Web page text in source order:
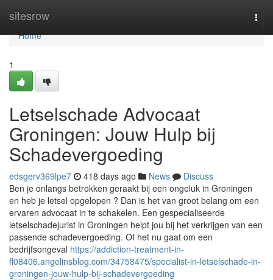
sitesrow
Home
Home
1
Letselschade Advocaat
Groningen: Jouw Hulp bij
Schadevergoeding
edsgerv369lpe7 418 days ago News
Discuss
Ben je onlangs betrokken geraakt bij een ongeluk in Groningen
en heb je letsel opgelopen ? Dan is het van groot belang om een
ervaren advocaat in te schakelen. Een gespecialiseerde
letselschadejurist in Groningen helpt jou bij het verkrijgen van een
passende schadevergoeding. Of het nu gaat om een
bedrijfsongeval https://addiction-treatment-in-
fl08406.angelinsblog.com/34758475/specialist-in-letselschade-in-
groningen-jouw-hulp-bij-schadevergoeding